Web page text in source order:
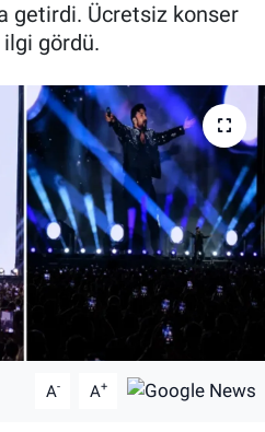
getirdi. Ücretsiz konser
gördü.
A- A+